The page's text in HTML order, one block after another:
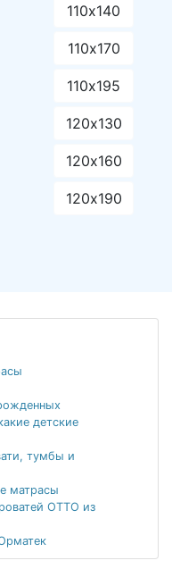
110х140
110х170
110х195
120х130
120х160
120х190
детские
тумбы и
матрасы
ОТТО из